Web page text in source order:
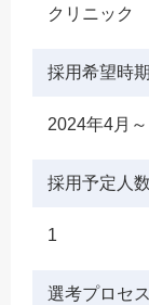
クリニック
採用希望時期
2024年4月～
採用予定人数
1
選考プロセス